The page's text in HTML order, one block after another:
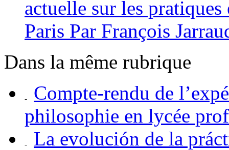
actuelle sur les
Paris Par François
Dans la même rubrique
Compte-rendu de
philosophie en lycée
La evolución de la